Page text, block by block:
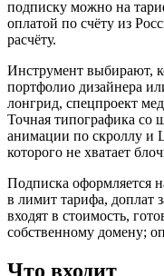
подписку можно на
оплатой по счёту из
расчёту.
Инструмент выбирают,
портфолио дизайнера
лонгрид, спецпроект
Точная типографика со
анимации по скроллу и
которого не хватает
Подписка оформляется
в лимит тарифа, доплат
входят в стоимость,
собственному домену;
Что входит